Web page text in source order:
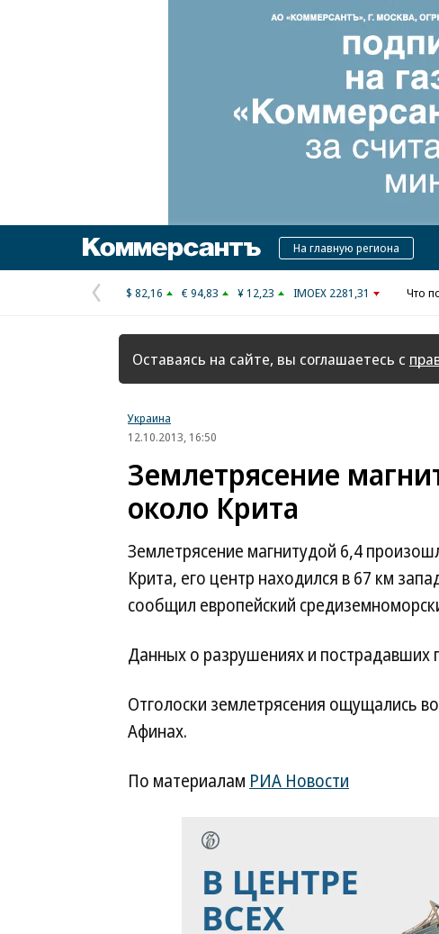
КоммерсантъНа главную региона
Предыдущая
страница
$ 82,16 € 94,83 ¥ 12,23 IMOEX 2281,31 Что
Оставаясь на сайте, вы соглашаетесь с
Украина
12.10.2013, 16:50
Землетрясение
около Крита
Землетрясение магнитудой 6,4
Крита, его центр находился в 67 км
сообщил европейский
Данных о разрушениях и пострадавших
Отголоски землетрясения ощущались
Афинах.
По материалам РИА Новости